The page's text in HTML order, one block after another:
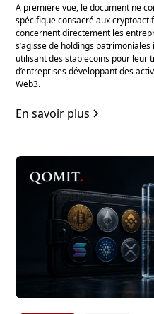
A première vue, le document ne
spécifique consacré aux
concernent directement les
s’agisse de holdings
utilisant des stablecoins pour leur
d’entreprises développant des
Web3.
En savoir plus